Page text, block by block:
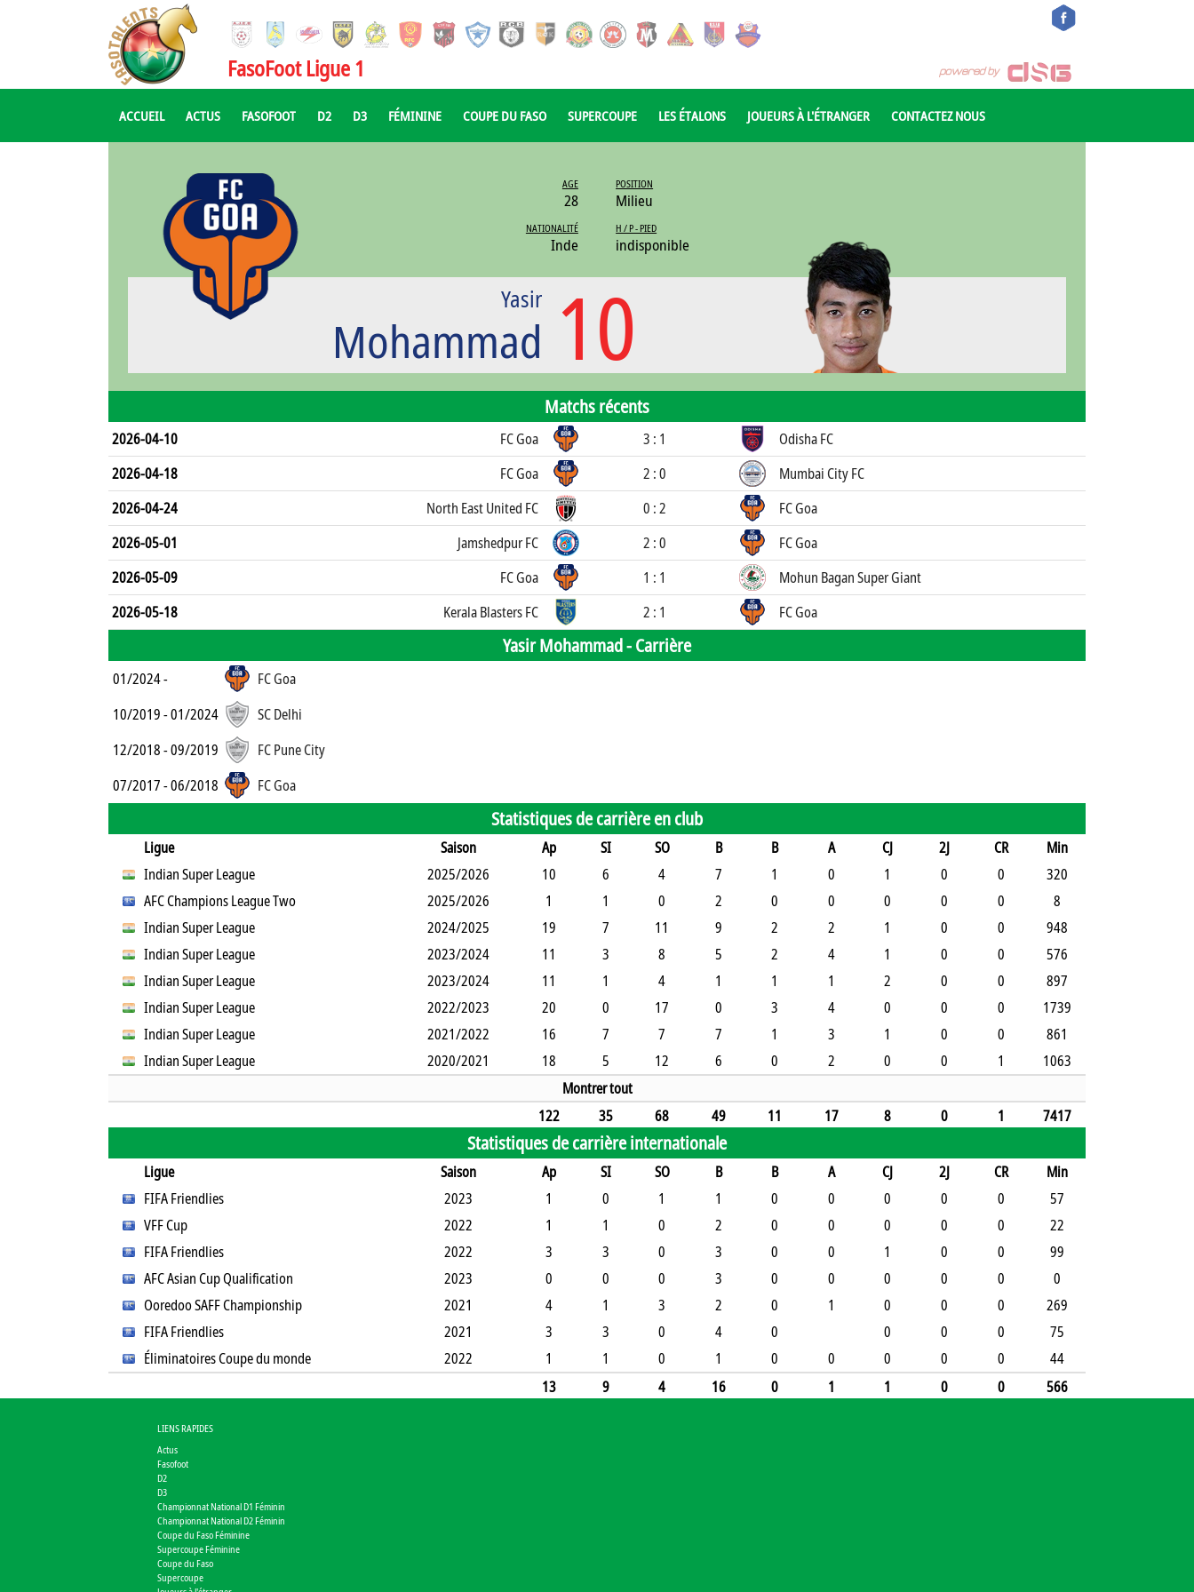
FasoFoot Ligue 1
ACCUEIL ACTUS FASOFOOT D2 D3 FÉMININE COUPE DU FASO SUPERCOUPE LES ÉTALONS JOUEURS À L'ÉTRANGER CONTACTEZ NOUS
AGE
28
NATIONALITÉ
Inde
POSITION
Milieu
H / P - PIED
indisponible
10
Yasir
Mohammad
Matchs récents
2026-04-10 FC Goa 3 : 1
Odisha FC
2026-04-18
FC Goa 2 : 0
Mumbai City FC
2026-04-24
North East United FC 0 : 2
FC Goa
2026-05-01
Jamshedpur FC 2 : 0
FC Goa
2026-05-09
FC Goa 1 : 1
Mohun Bagan Super Giant
2026-05-18
Kerala Blasters FC 2 : 1 FC Goa
Yasir Mohammad -Carrière
01/2024 -
FC Goa
10/2019 - 01/2024
SC Delhi
12/2018 - 09/2019
FC Pune City
07/2017 - 06/2018
FC Goa
Statistiques de carrière en club
Ligue Saison Ap SI SO B B A CJ 2J CR
Min
Indian Super League
2025/2026 10 6 4 7 1 0 1 0 0
320
AFC Champions League Two
2025/2026 1 1 0 2 0 0 0 0 0
8
Indian Super League
2024/2025 19 7 11 9 2 2 1 0 0
948
Indian Super League
2023/2024 11 3 8 5 2 4 1 0 0
576
Indian Super League
2023/2024 11 1 4 1 1 1 2 0 0
897
Indian Super League
2022/2023 20 0 17 0 3 4 0 0 0
1739
Indian Super League
2021/2022 16 7 7 7 1 3 1 0 0
861
Indian Super League
2020/2021 18 5 12 6 0 2 0 0 1
1063
Montrer tout
122
35 68 49 11 17 8 0 1 7417
Statistiques de carrière internationale
Ligue Saison Ap SI SO B B A CJ 2J CR
Min
FIFA Friendlies
2023 1 0 1 1 0 0 0 0 0
57
VFF Cup
2022 1 1 0 2 0 0 0 0 0
22
FIFA Friendlies
2022 3 3 0 3 0 0 1 0 0
99
AFC Asian Cup Qualification
2023 0 0 0 3 0 0 0 0 0
0
Ooredoo SAFF Championship
2021 4 1 3 2 0 1 0 0 0
269
FIFA Friendlies
2021 3 3 0 4 0 0 0 0
75
Éliminatoires Coupe du monde
2022 1 1 0 1 0 0 0 0 0
44
13
9 4 16 0 1 1 0 0 566
LIENS RAPIDES
Actus
Fasofoot
D2
D3
Championnat National D1 Féminin
Championnat National D2 Féminin
Coupe du Faso Féminine
Supercoupe Féminine
Coupe du Faso
Supercoupe